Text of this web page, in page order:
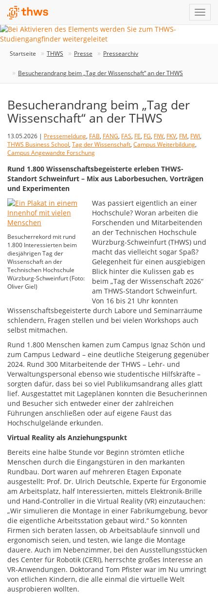
Startseite THWS Presse Pressearchiv
Besucherandrang beim „Tag der Wissenschaft“ an der THWS
Besucherandrang beim „Tag der
Wissenschaft“ an der THWS
13.05.2026 | Pressemeldung, FAB, FANG, FAS, FE, FG, FIW, FKV, FM, FWI,
THWS Business School, Tag der Wissenschaft, Campus Weiterbildung,
Campus Angewandte Forschung
Rund 1.800 Wissenschaftsbegeisterte erleben THWS-
Standort Schweinfurt – Mix aus Laborbesuchen, Vorträgen
und Experimenten
Besucherrekord mit rund
1.800 Interessierten beim
diesjährigen Tag der
Wissenschaft an der
Technischen Hochschule
Würzburg-Schweinfurt (Foto:
Oliver Giel)
Was passiert eigentlich an einer
Hochschule? Woran arbeiten die
Forschenden und Mitarbeitenden
an der Technischen Hochschule
Würzburg-Schweinfurt (THWS) und
macht das vielleicht sogar Spaß?
Gelegenheit für einen ausgiebigen
Blick hinter die Kulissen gab es
beim „Tag der Wissenschaft 2026“
am THWS-Standort Schweinfurt.
Von 16 bis 21 Uhr konnten
Wissenschaftsbegeisterte durch Labore und Seminarräume
schlendern, Fragen stellen und bei vielen Workshops auch
selbst mitmachen.
Rund 1.800 Menschen kamen zum Campus Ignaz Schön und
zum Campus Ledward – eine deutliche Steigerung gegenüber
2024. Rund 300 Mitarbeitende der THWS – Lehr- und
Verwaltungspersonal ebenso wie studentische Hilfskräfte –
sorgten dafür, dass bei so viel Publikumsandrang alles glatt
lief. Ausgestattet mit Lageplänen konnten die Besucherinnen
und Besucher sich entweder einer der zahlreichen
Führungen anschließen oder auf eigene Faust das
Hochschulgelände erkunden.
Virtual Reality als Anziehungspunkt
Bereits eine halbe Stunde vor Beginn strömten etliche
Menschen durch die Eingangstüren in den markanten
Rundbau. Dort waren auf mehreren Etagen Exponate
ausgestellt: Prof. Dr. Ulrich Deutschle, Experte für Ergonomie
am Arbeitsplatz, half Interessierten, mittels Elektronik-Brille
und Hand-Controller in die Virtual Reality (VR) einzutauchen:
„Wir simulieren die Montage in einer Fabrikumgebung, bevor
die eigentliche Arbeitsstation gebaut wird.“ So könnten
Firmen sich beraten lassen, ob Arbeitsabläufe sinnvoll und
ergonomisch seien, und testen, wie lange die Montage
dauere. Auch im Nebenzimmer, bei den Ausstellungsstücken
des Center für Robotik (CERI), herrschte großes Interesse an
VR-Anwendungen. Doktorand Tom Pfister war im Nu umringt
von etlichen Kindern, die alle einmal die virtuelle Welt
ausprobieren wollten.